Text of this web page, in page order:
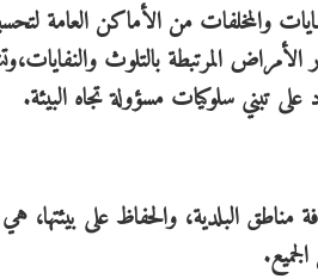
والمخلفات من الأماكن العامة لتحسين
الأمراض المرتبطة بالتلوث
تبني سلوكيات مسؤولة تجاه البيئة.
مناطق البلدية، والحفاظ على بيئتها،